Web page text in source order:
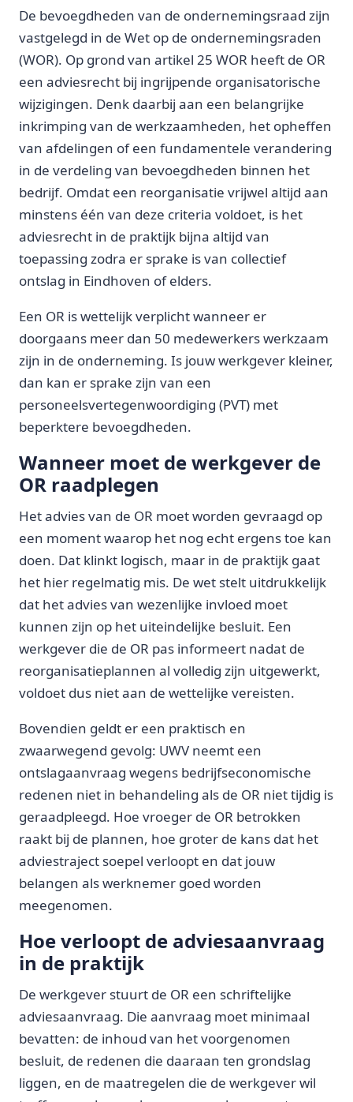
De bevoegdheden van de ondernemingsraad zijn
vastgelegd in de Wet op de ondernemingsraden
(WOR). Op grond van artikel 25 WOR heeft de OR
een adviesrecht bij ingrijpende organisatorische
wijzigingen. Denk daarbij aan een belangrijke
inkrimping van de werkzaamheden, het opheffen
van afdelingen of een fundamentele verandering
in de verdeling van bevoegdheden binnen het
bedrijf. Omdat een reorganisatie vrijwel altijd aan
minstens één van deze criteria voldoet, is het
adviesrecht in de praktijk bijna altijd van
toepassing zodra er sprake is van collectief
ontslag in Eindhoven of elders.
Een OR is wettelijk verplicht wanneer er
doorgaans meer dan 50 medewerkers werkzaam
zijn in de onderneming. Is jouw werkgever kleiner,
dan kan er sprake zijn van een
personeelsvertegenwoordiging (PVT) met
beperktere bevoegdheden.
Wanneer moet de werkgever de
OR raadplegen
Het advies van de OR moet worden gevraagd op
een moment waarop het nog echt ergens toe kan
doen. Dat klinkt logisch, maar in de praktijk gaat
het hier regelmatig mis. De wet stelt uitdrukkelijk
dat het advies van wezenlijke invloed moet
kunnen zijn op het uiteindelijke besluit. Een
werkgever die de OR pas informeert nadat de
reorganisatieplannen al volledig zijn uitgewerkt,
voldoet dus niet aan de wettelijke vereisten.
Bovendien geldt er een praktisch en
zwaarwegend gevolg: UWV neemt een
ontslagaanvraag wegens bedrijfseconomische
redenen niet in behandeling als de OR niet tijdig is
geraadpleegd. Hoe vroeger de OR betrokken
raakt bij de plannen, hoe groter de kans dat het
adviestraject soepel verloopt en dat jouw
belangen als werknemer goed worden
meegenomen.
Hoe verloopt de adviesaanvraag
in de praktijk
De werkgever stuurt de OR een schriftelijke
adviesaanvraag. Die aanvraag moet minimaal
bevatten: de inhoud van het voorgenomen
besluit, de redenen die daaraan ten grondslag
liggen, en de maatregelen die de werkgever wil